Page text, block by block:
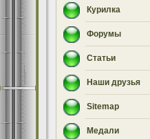
Курилка
Форумы
Статьи
Наши друзья
Sitemap
Медали